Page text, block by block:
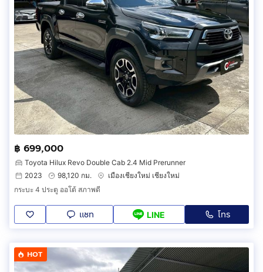
฿ 699,000
Toyota Hilux Revo Double Cab 2.4 Mid Prerunner
2023
98,120 กม.
เมืองเชียงใหม่ เชียงใหม่
กระบะ 4 ประตู ออโต้ สภาพดี
แชท LINE โทร
HOT